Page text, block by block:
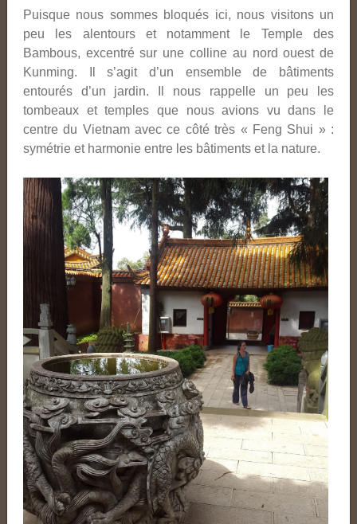
Puisque nous sommes bloqués ici, nous visitons un
peu les alentours et notamment le Temple des
Bambous, excentré sur une colline au nord ouest de
Kunming. Il s’agit d’un ensemble de bâtiments
entourés d’un jardin. Il nous rappelle un peu les
tombeaux et temples que nous avions vu dans le
centre du Vietnam avec ce côté très « Feng Shui » :
symétrie et harmonie entre les bâtiments et la nature.